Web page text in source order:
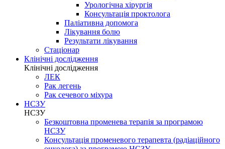
Урологічна хірургія
Консультація проктолога
Паліативна допомога
Лікування болю
Результати лікування
Стаціонар
Клінічні дослідження
Клінічні дослідження
ЛЕК
Рак легень
Рак сечевого міхура
НСЗУ
НСЗУ
Безкоштовна променева терапія за програмою
НСЗУ
Консультація променевого терапевта (радіаційного